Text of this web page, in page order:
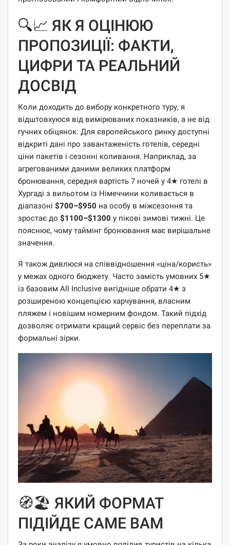
🔍📈 ЯК Я ОЦІНЮЮ
ПРОПОЗИЦІЇ: ФАКТИ,
ЦИФРИ ТА РЕАЛЬНИЙ
ДОСВІД
Коли доходить до вибору конкретного туру, я
відштовхуюся від вимірюваних показників, а не від
гучних обіцянок. Для європейського ринку доступні
відкриті дані про завантаженість готелів, середні
ціни пакетів і сезонні коливання. Наприклад, за
агрегованими даними великих платформ
бронювання, середня вартість 7 ночей у 4★ готелі в
Хургаді з вильотом із Німеччини коливається в
діапазоні $700–$950 на особу в міжсезоння та
зростає до $1100–$1300 у пікові зимові тижні. Це
пояснює, чому таймінг бронювання має вирішальне
значення.
Я також дивлюся на співвідношення «ціна/користь»
у межах одного бюджету. Часто замість умовних 5★
із базовим All Inclusive вигідніше обрати 4★ з
розширеною концепцією харчування, власним
пляжем і новішим номерним фондом. Такий підхід
дозволяє отримати кращий сервіс без переплати за
формальні зірки.
🧭🏖️ ЯКИЙ ФОРМАТ
ПІДІЙДЕ САМЕ ВАМ